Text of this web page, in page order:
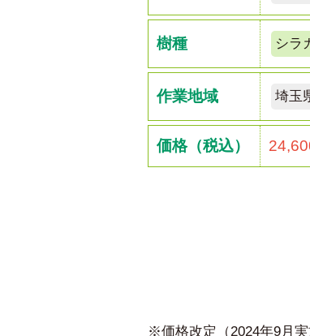
樹種 シラ
作業地域 埼玉
価格（税込）
※価格改定（2024年9月